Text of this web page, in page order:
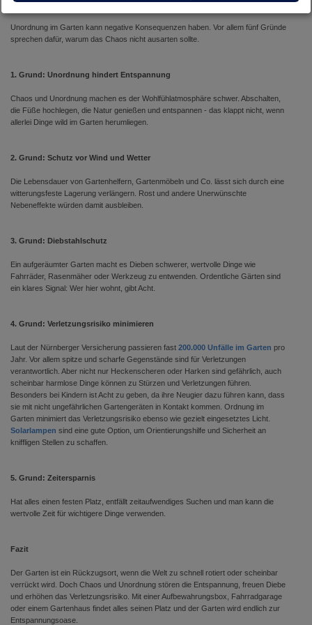
5 Gründe für Ordnung im Garten
Unordnung im Garten kann negative Konsequenzen haben. Vor allem fünf Gründe
sprechen dafür, warum das Chaos nicht ausarten sollte.
1. Grund: Unordnung hindert Entspannung
Chaos und Unordnung machen es der Wohlfühlatmosphäre schwer. Abschalten,
die Füße hochlegen, die Natur genießen und entspannen - das klappt nicht, wenn
allerlei Dinge wild im Garten herumliegen.
2. Grund: Schutz vor Wind und Wetter
Die Lebensdauer von Gartenhelfern, Gartenmöbeln und Co. lässt sich durch eine
witterungsfeste Lagerung verlängern. Rost und andere Unerwünschte
Nebeneffekte würden damit ausbleiben.
3. Grund: Diebstahlschutz
Ein aufgeräumter Garten macht es Dieben schwerer, wertvolle Dinge wie
Fahrräder, Rasenmäher oder Werkzeug zu entwenden. Ordentliche Gärten sind
ein klares Signal: Wer hier wohnt, gibt Acht.
4. Grund: Verletzungsrisiko minimieren
Laut der Nürnberger Versicherung passieren fast 200.000 Unfälle im Garten pro
Jahr. Vor allem spitze und scharfe Gegenstände sind für Verletzungen
verantwortlich. Aber nicht nur Heckenscheren oder Harken sind gefährlich, auch
scheinbar harmlose Dinge können zu Stürzen und Verletzungen führen.
Besonders bei Kindern ist Acht zu geben, da ihre Neugier dazu führen kann, dass
sie mit nicht ungefährlichen Gartengeräten in Kontakt kommen. Ordnung im
Garten minimiert das Verletzungsrisiko ebenso wie gezielt eingesetztes Licht.
Solarlampen sind eine gute Option, um Orientierungshilfe und Sicherheit an
kniffligen Stellen zu schaffen.
5. Grund: Zeitersparnis
Hat alles einen festen Platz, entfällt zeitaufwendiges Suchen und man kann die
wertvolle Zeit für wichtigere Dinge verwenden.
Fazit
Der Garten ist ein Rückzugsort, wenn die Welt zu schnell rotiert oder scheinbar
verrückt wird. Doch Chaos und Unordnung stören die Entspannung, freuen Diebe
und erhöhen das Verletzungsrisiko. Mit einer Aufbewahrungsbox, Fahrradgarage
oder einem Gartenhaus findet alles seinen Platz und der Garten wird endlich zur
Entspannungsoase.